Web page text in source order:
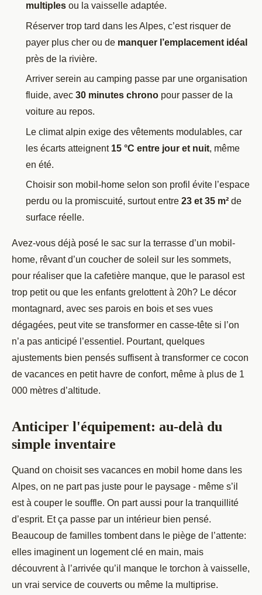
multiples ou la vaisselle adaptée.
Réserver trop tard dans les Alpes, c’est risquer de
payer plus cher ou de manquer l’emplacement idéal
près de la rivière.
Arriver serein au camping passe par une organisation
fluide, avec 30 minutes chrono pour passer de la
voiture au repos.
Le climat alpin exige des vêtements modulables, car
les écarts atteignent 15 °C entre jour et nuit, même
en été.
Choisir son mobil-home selon son profil évite l’espace
perdu ou la promiscuité, surtout entre 23 et 35 m² de
surface réelle.
Avez-vous déjà posé le sac sur la terrasse d’un mobil-
home, rêvant d’un coucher de soleil sur les sommets,
pour réaliser que la cafetière manque, que le parasol est
trop petit ou que les enfants grelottent à 20h? Le décor
montagnard, avec ses parois en bois et ses vues
dégagées, peut vite se transformer en casse-tête si l’on
n’a pas anticipé l’essentiel. Pourtant, quelques
ajustements bien pensés suffisent à transformer ce cocon
de vacances en petit havre de confort, même à plus de 1
000 mètres d’altitude.
Anticiper l'équipement: au-delà du
simple inventaire
Quand on choisit ses vacances en mobil home dans les
Alpes, on ne part pas juste pour le paysage - même s’il
est à couper le souffle. On part aussi pour la tranquillité
d’esprit. Et ça passe par un intérieur bien pensé.
Beaucoup de familles tombent dans le piège de l’attente:
elles imaginent un logement clé en main, mais
découvrent à l’arrivée qu’il manque le torchon à vaisselle,
un vrai service de couverts ou même la multiprise.